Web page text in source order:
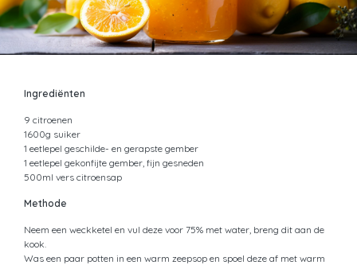
Ingrediënten
9 citroenen
1600g suiker
1 eetlepel geschilde- en gerapste gember
1 eetlepel gekonfijte gember, fijn gesneden
500ml vers citroensap
Methode
Neem een weckketel en vul deze voor 75% met water, breng dit aan de
kook.
Was een paar potten in een warm zeepsop en spoel deze af met warm